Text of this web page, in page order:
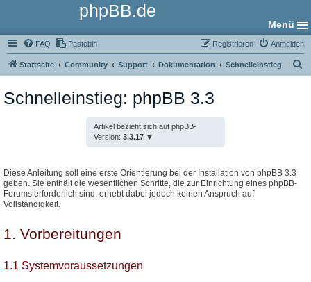
phpBB.de
Menü
FAQ Pastebin Anmelden
Registrieren
Startseite Community Support Dokumentation Schnelleinstieg
Schnelleinstieg: phpBB 3.3
Artikel bezieht sich auf phpBB-
Version: 3.3.17
Diese Anleitung soll eine erste Orientierung bei der Installation von phpBB 3.3
geben. Sie enthält die wesentlichen Schritte, die zur Einrichtung eines phpBB-
Forums erforderlich sind, erhebt dabei jedoch keinen Anspruch auf
Vollständigkeit.
1. Vorbereitungen
1.1 Systemvoraussetzungen